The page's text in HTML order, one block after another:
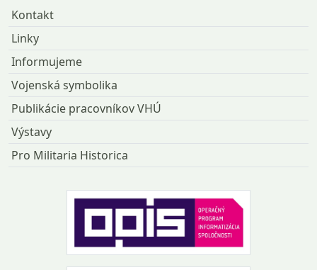
Kontakt
Linky
Informujeme
Vojenská symbolika
Publikácie pracovníkov VHÚ
Výstavy
Pro Militaria Historica